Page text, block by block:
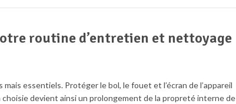
routine d’entretien et nettoyage
essentiels. Protéger le bol, le fouet et l’écran de l’appareil
devient ainsi un prolongement de la propreté interne de